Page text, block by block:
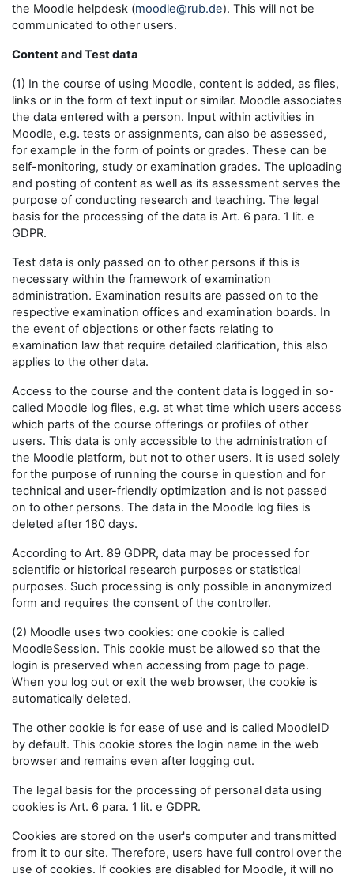
the Moodle helpdesk (moodle@rub.de). This will not be
communicated to other users.
Content and Test data
(1) In the course of using Moodle, content is added, as files,
links or in the form of text input or similar. Moodle associates
the data entered with a person. Input within activities in
Moodle, e.g. tests or assignments, can also be assessed,
for example in the form of points or grades. These can be
self-monitoring, study or examination grades. The uploading
and posting of content as well as its assessment serves the
purpose of conducting research and teaching. The legal
basis for the processing of the data is Art. 6 para. 1 lit. e
GDPR.
Test data is only passed on to other persons if this is
necessary within the framework of examination
administration. Examination results are passed on to the
respective examination offices and examination boards. In
the event of objections or other facts relating to
examination law that require detailed clarification, this also
applies to the other data.
Access to the course and the content data is logged in so-
called Moodle log files, e.g. at what time which users access
which parts of the course offerings or profiles of other
users. This data is only accessible to the administration of
the Moodle platform, but not to other users. It is used solely
for the purpose of running the course in question and for
technical and user-friendly optimization and is not passed
on to other persons. The data in the Moodle log files is
deleted after 180 days.
According to Art. 89 GDPR, data may be processed for
scientific or historical research purposes or statistical
purposes. Such processing is only possible in anonymized
form and requires the consent of the controller.
(2) Moodle uses two cookies: one cookie is called
MoodleSession. This cookie must be allowed so that the
login is preserved when accessing from page to page.
When you log out or exit the web browser, the cookie is
automatically deleted.
The other cookie is for ease of use and is called MoodleID
by default. This cookie stores the login name in the web
browser and remains even after logging out.
The legal basis for the processing of personal data using
cookies is Art. 6 para. 1 lit. e GDPR.
Cookies are stored on the user's computer and transmitted
from it to our site. Therefore, users have full control over the
use of cookies. If cookies are disabled for Moodle, it will no